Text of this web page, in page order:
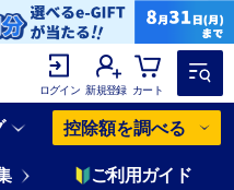
ログイン 新規登録 カート
控除額を調べる
ご利用ガイド